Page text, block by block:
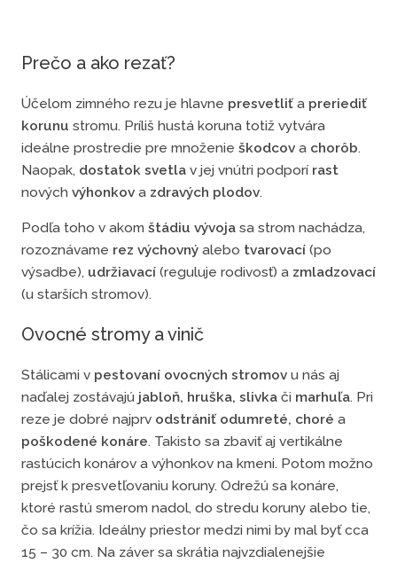
Prečo a ako rezať?
Účelom zimného rezu je hlavne presvetliťa preriediť
korunu stromu. Príliš hustá koruna totiž vytvára
ideálne prostredie pre množenie škodcov a chorôb.
Naopak, dostatok svetlav jej vnútri podporí rast
nových výhonkova zdravých plodov.
Podľa toho v akom štádiu vývojasa strom nachádza,
rozoznávame rez výchovný alebo tvarovací(po
výsadbe), udržiavací(reguluje rodivosť) a zmladzovací
(u starších stromov).
Ovocné stromy a vinič
Stálicami v pestovaní ovocných stromovu nás aj
naďalej zostávajú jabloň, hruška, slivkači marhuľa. Pri
reze je dobré najprv odstrániť odumreté, choré a
poškodené konáre. Takisto sa zbaviť aj vertikálne
rastúcich konárov a výhonkov na kmeni. Potom možno
prejsť k presvetľovaniu koruny. Odrežú sa konáre,
ktoré rastú smerom nadol, do stredu koruny alebo tie,
čo sa krížia. Ideálny priestor medzi nimi by mal byť cca
15 – 30 cm. Na záver sa skrátia najvzdialenejšie